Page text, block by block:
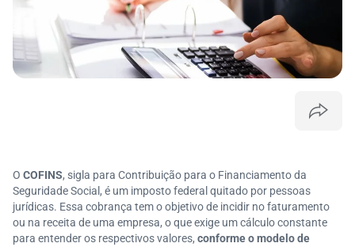
O COFINS, sigla para Contribuição para o Financiamento da
Seguridade Social, é um imposto federal quitado por pessoas
jurídicas. Essa cobrança tem o objetivo de incidir no faturamento
ou na receita de uma empresa, o que exige um cálculo constante
para entender os respectivos valores, conforme o modelo de